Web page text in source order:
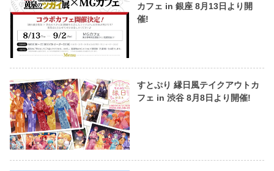
カフェ in 銀座 8月13日より開
催!
すとぷり 縁日風テイクアウトカ
フェ in 渋谷 8月8日より開催!